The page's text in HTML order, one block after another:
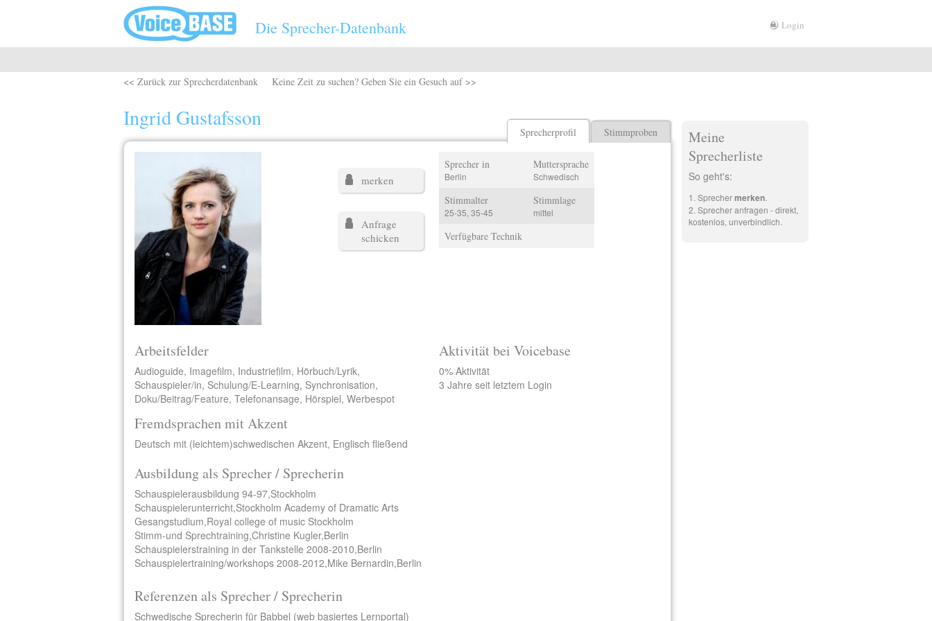
Die Sprecher-Datenbank Login
<< Zurück zur Sprecherdatenbank Keine Zeit zu suchen? Geben Sie ein Gesuch auf >>
Ingrid Gustafsson
Sprecherprofil Stimmproben
merken
Anfrage
schicken
Sprecher in
Berlin
Muttersprache
Schwedisch
Stimmalter
25-35, 35-45
Stimmlage
mittel
Verfügbare Technik
Arbeitsfelder
Audioguide, Imagefilm, Industriefilm, Hörbuch/Lyrik,
Schauspieler/in, Schulung/E-Learning, Synchronisation,
Doku/Beitrag/Feature, Telefonansage, Hörspiel, Werbespot
Fremdsprachen mit Akzent
Deutsch mit (leichtem)schwedischen Akzent, Englisch fließend
Aktivität bei Voicebase
0% Aktivität
3 Jahre seit letztem Login
Ausbildung als Sprecher / Sprecherin
Schauspielerausbildung 94-97,Stockholm
Schauspielerunterricht,Stockholm Academy of Dramatic Arts
Gesangstudium,Royal college of music Stockholm
Stimm-und Sprechtraining,Christine Kugler,Berlin
Schauspielerstraining in der Tankstelle 2008-2010,Berlin
Schauspielertraining/workshops 2008-2012,Mike Bernardin,Berlin
Referenzen als Sprecher / Sprecherin
Schwedische Sprecherin für Babbel (web basiertes Lernportal)
Meine
Sprecherliste
So geht's:
Sprechermerken.
Sprecher anfragen - direkt,
kostenlos, unverbindlich.